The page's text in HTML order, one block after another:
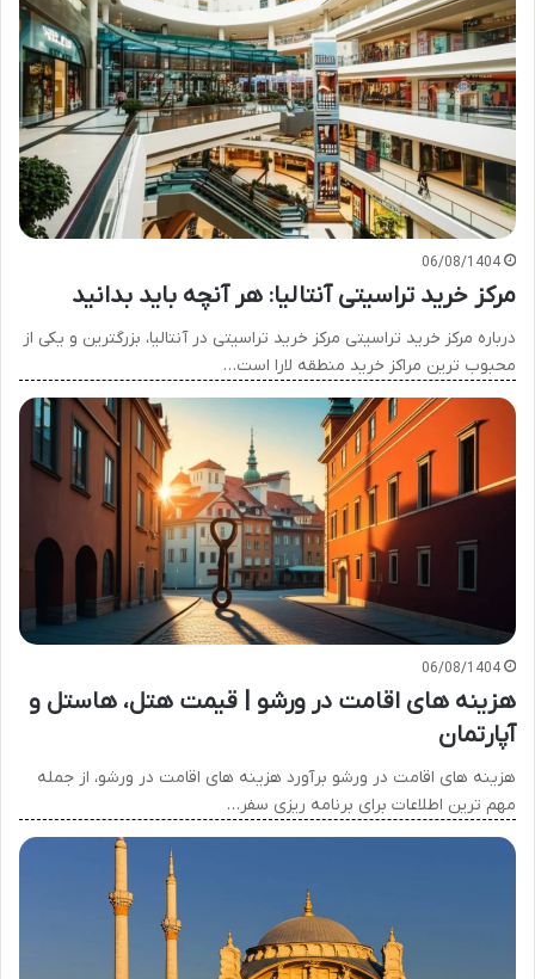
06/08/1404
مرکز خرید تراسیتی آنتالیا: هر آنچه باید بدانید
درباره مرکز خرید تراسیتی مرکز خرید تراسیتی در آنتالیا، بزرگترین و یکی از
محبوب ترین مراکز خرید منطقه لارا است…
06/08/1404
هزینه های اقامت در ورشو | قیمت هتل، هاستل و
آپارتمان
هزینه های اقامت در ورشو برآورد هزینه های اقامت در ورشو، از جمله
مهم ترین اطلاعات برای برنامه ریزی سفر…